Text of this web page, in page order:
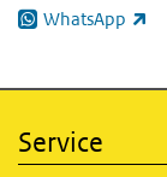
WhatsApp
(externe link)
Service